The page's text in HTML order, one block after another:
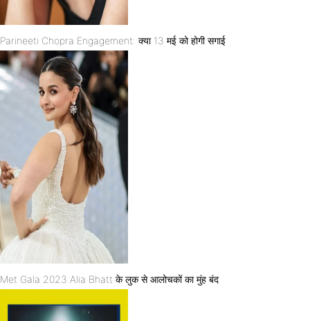
Parineeti Chopra Engagement: क्या 13 मई को होगी सगाई
Met Gala 2023 Alia Bhatt के लुक से आलोचकों का मुंह बंद